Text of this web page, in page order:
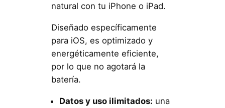
natural con tu iPhone o iPad.
Diseñado específicamente
para iOS, es optimizado y
energéticamente eficiente,
por lo que no agotará la
batería.
Datos y uso ilimitados: una